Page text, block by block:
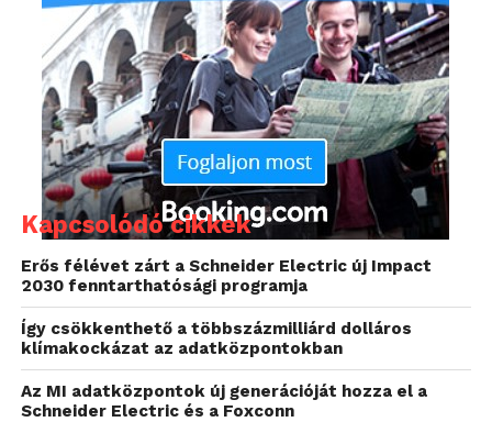
úgynevezett Beszerzési
Kiválóság Oklevelet
kapnak a résztvevők. E
kurzusok tananyagainak
összeállításában, illetve
a kapcsolódó ismeretek
átadásában a Schneider
Electric hazai
szakemberei is
közreműködnek.
Kapcsolódó cikkek
Erős félévet zárt a Schneider Electric új Impact
2030 fenntarthatósági programja
Így csökkenthető a többszázmilliárd dolláros
klímakockázat az adatközpontokban
Az MI adatközpontok új generációját hozza el a
Schneider Electric és a Foxconn